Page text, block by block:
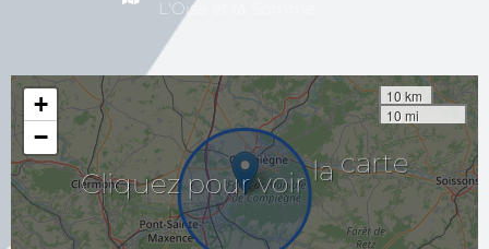
L'Oise et la Somme
Cliquez pour voir la carte
+
−
10 km
10 mi